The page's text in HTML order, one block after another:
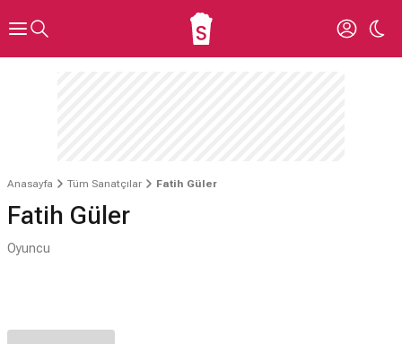
Anasayfa Tüm Sanatçılar Fatih Güler
Fatih Güler
Oyuncu